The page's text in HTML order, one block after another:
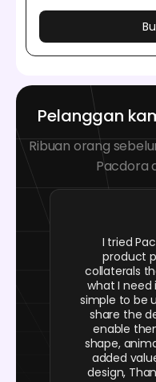
Pelanggan
Ribuan orang
Pacdora
I tried
product
collaterals
what I need
simple to be
share the
enable
shape,
added
design,